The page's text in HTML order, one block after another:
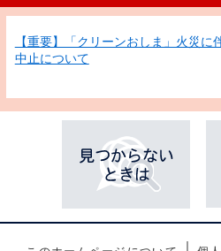
【重要】「クリーンおしま」火災
中止について